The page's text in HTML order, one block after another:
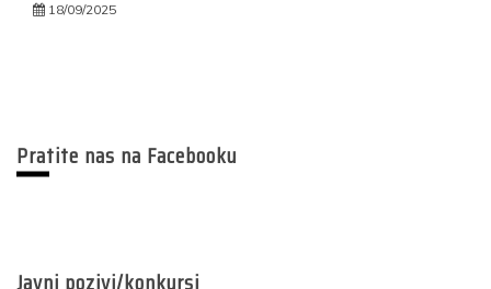
18/09/2025
Pratite nas na Facebooku